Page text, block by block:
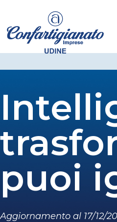
puoi
Aggiornamento al 17/12/